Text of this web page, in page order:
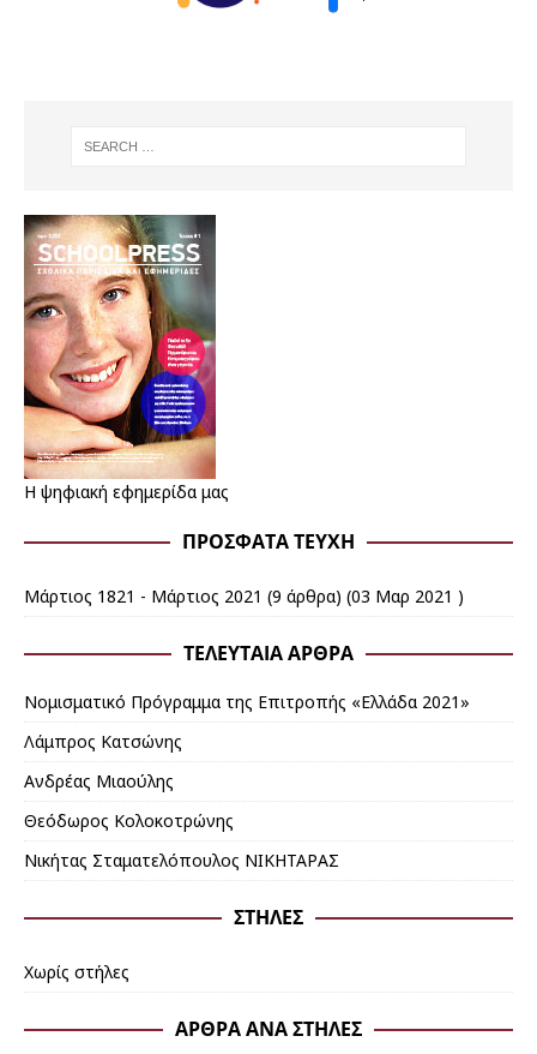
Η ψηφιακή εφημερίδα μας
ΠΡΌΣΦΑΤΑ ΤΕΎΧΗ
Μάρτιος 1821 - Μάρτιος 2021 (9 άρθρα) (03 Μαρ 2021 )
ΤΕΛΕΥΤΑΊΑ ΆΡΘΡΑ
Noμισματικό Πρόγραμμα της Επιτροπής «Ελλάδα 2021»
Λάμπρος Κατσώνης
Ανδρέας Μιαούλης
Θεόδωρος Κολοκοτρώνης
Νικήτας Σταματελόπουλος ΝΙΚΗΤΑΡΑΣ
ΣΤΉΛΕΣ
Χωρίς στήλες
ΆΡΘΡΑ ΑΝΆ ΣΤΉΛΕΣ